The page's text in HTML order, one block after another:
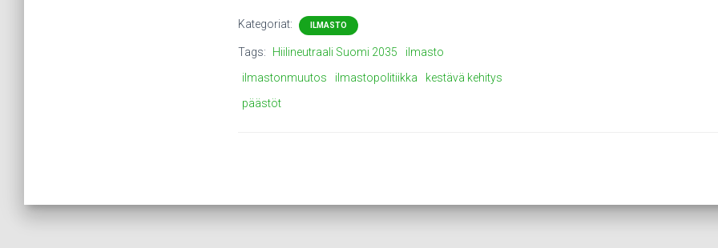
Kategoriat: ILMASTO
Tags: Hiilineutraali Suomi 2035
ilmasto
ilmastonmuutos
ilmastopolitiikka
kestävä kehitys
päästöt